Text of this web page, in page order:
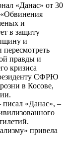
«Данас» от 30
«Обвинения
и
в защиту
и
правды и
кризиса
СФРЮ
в Косове,
писал «Данас», –
привела